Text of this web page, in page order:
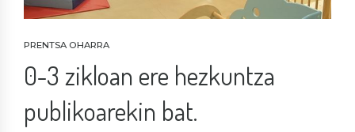
PRENTSA OHARRA
0-3 zikloan ere hezkuntza
publikoarekin bat.